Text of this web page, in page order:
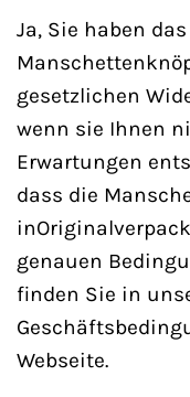
Ja, Sie haben
gesetzlichen
wenn sie Ihnen
Erwartungen
dass die
genauen
finden Sie in
Webseite.